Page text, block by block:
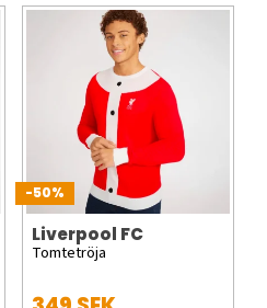
-50%
Liverpool FC
Tomtetröja